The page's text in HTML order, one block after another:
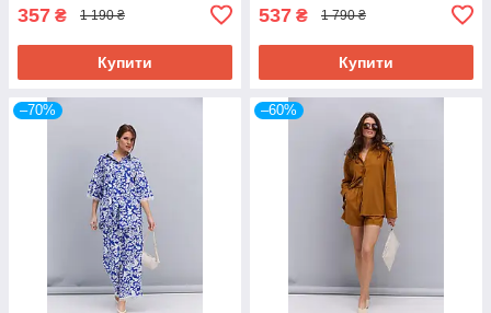
357 ₴ 1 190 ₴
Купити
537 ₴ 1 790 ₴
Купити
–70% –60%